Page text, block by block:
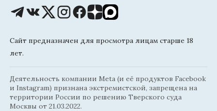
Сайт предназначен для просмотра лицам старше 18
лет.
Деятельность компании Meta (и её продуктов Facebook
и Instagram) признана экстремистской, запрещена на
территории России по решению Тверского суда
Москвы от 21.03.2022.